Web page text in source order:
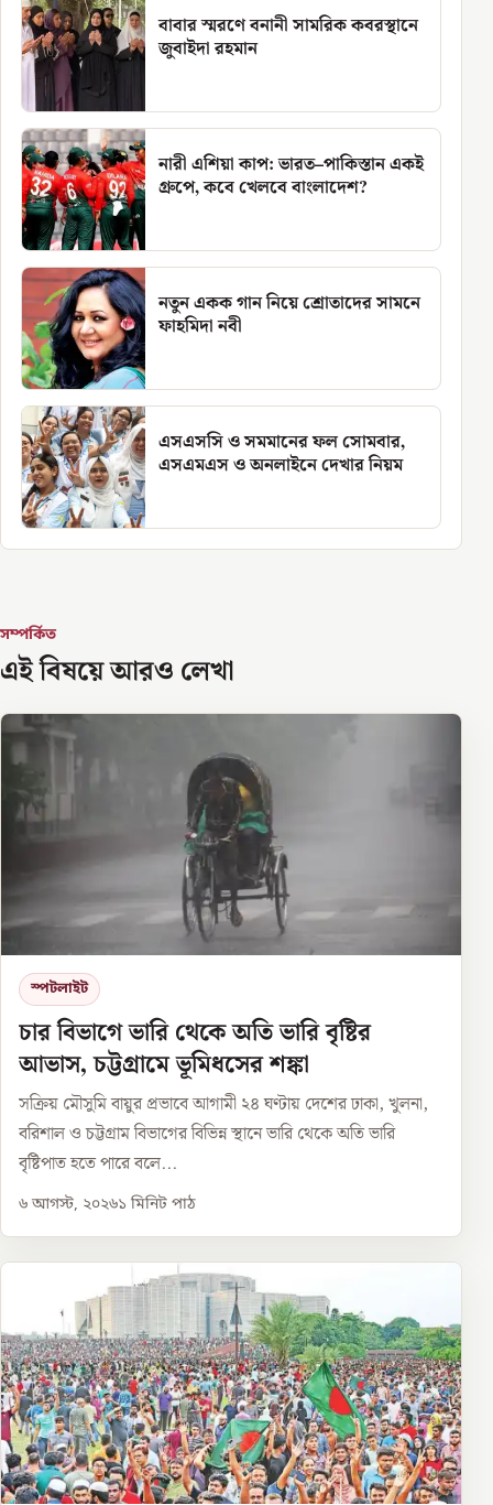
বাবার স্মরণে বনানী সামরিক কবরস্থানে
জুবাইদা রহমান
নারী এশিয়া কাপ: ভারত–পাকিস্তান একই
গ্রুপে, কবে খেলবে বাংলাদেশ?
নতুন একক গান নিয়ে শ্রোতাদের সামনে
ফাহমিদা নবী
এসএসসি ও সমমানের ফল সোমবার,
এসএমএস ও অনলাইনে দেখার নিয়ম
সম্পর্কিত
এই বিষয়ে আরও লেখা
স্পটলাইট
চার বিভাগে ভারি থেকে অতি ভারি বৃষ্টির
আভাস, চট্টগ্রামে ভূমিধসের শঙ্কা
সক্রিয় মৌসুমি বায়ুর প্রভাবে আগামী ২৪ ঘণ্টায় দেশের ঢাকা, খুলনা,
বরিশাল ও চট্টগ্রাম বিভাগের বিভিন্ন স্থানে ভারি থেকে অতি ভারি
বৃষ্টিপাত হতে পারে বলে...
৬ আগস্ট, ২০২৬১ মিনিট পাঠ